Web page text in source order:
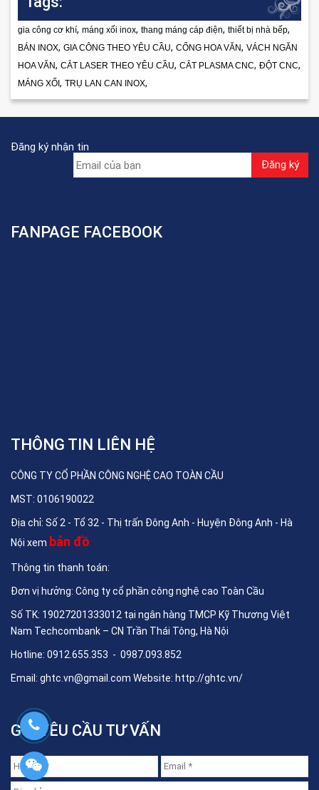
gia công cơ khí, máng xối inox, thang máng cáp điện, thiết bị nhà bếp,
BÁN INOX, GIA CÔNG THEO YÊU CẦU, CỔNG HOA VĂN, VÁCH NGĂN
HOA VĂN, CẮT LASER THEO YÊU CẦU, CẮT PLASMA CNC, ĐỘT CNC,
MÁNG XỐI , TRỤ LAN CAN INOX,
Đăng ký nhận tin
FANPAGE FACEBOOK
THÔNG TIN LIÊN HỆ
CÔNG TY CỔ PHẦN CÔNG NGHỆ CAO TOÀN CẦU
MST: 0106190022
Địa chỉ: Số 2 - Tổ 32 - Thị trấn Đông Anh - Huyện Đông Anh - Hà
Nội xem bản đồ
Thông tin thanh toán:
Đơn vị hưởng: Công ty cổ phần công nghệ cao Toàn Cầu
Số TK: 19027201333012 tại ngân hàng TMCP Kỹ Thương Việt
Nam Techcombank – CN Trần Thái Tông, Hà Nội
Hotline: 0912.655.353 - 0987.093.852
Email: ghtc.vn@gmail.com Website: http://ghtc.vn/
GỬI YÊU CẦU TƯ VẤN